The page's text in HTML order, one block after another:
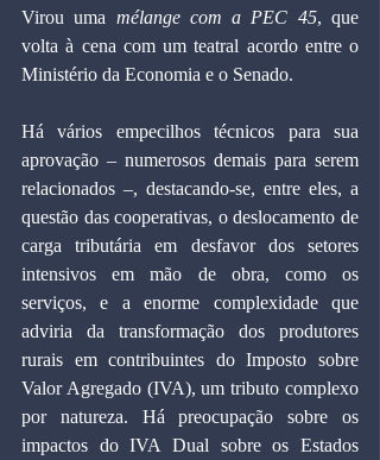
Virou uma mélange com a PEC 45, que
volta à cena com um teatral acordo entre o
Ministério da Economia e o Senado.
Há vários empecilhos técnicos para sua
aprovação – numerosos demais para serem
relacionados –, destacando-se, entre eles, a
questão das cooperativas, o deslocamento de
carga tributária em desfavor dos setores
intensivos em mão de obra, como os
serviços, e a enorme complexidade que
adviria da transformação dos produtores
rurais em contribuintes do Imposto sobre
Valor Agregado (IVA), um tributo complexo
por natureza. Há preocupação sobre os
impactos do IVA Dual sobre os Estados